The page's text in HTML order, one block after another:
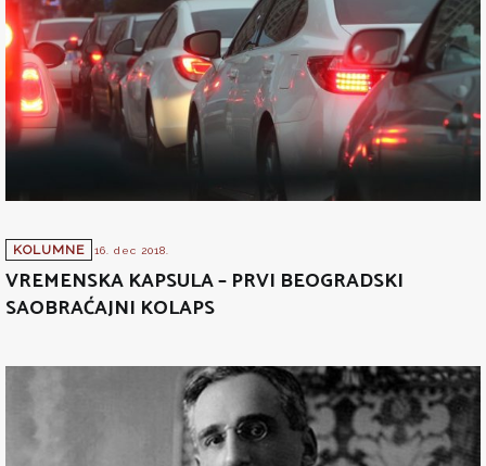
KOLUMNE 16. dec 2018.
VREMENSKA KAPSULA – PRVI BEOGRADSKI
SAOBRAĆAJNI KOLAPS